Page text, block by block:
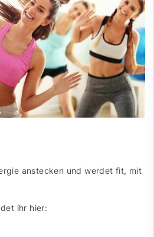
anstecken und werdet fit, mit
ihr hier: